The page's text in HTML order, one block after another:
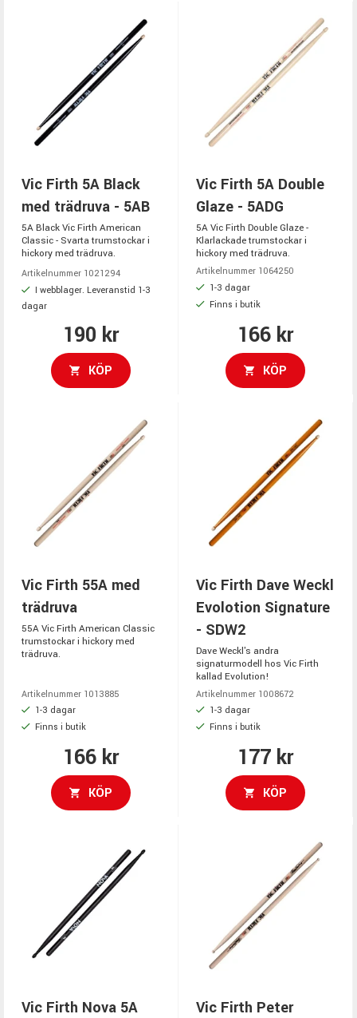
Vic Firth 5A Black
med trädruva - 5AB
5A Black Vic Firth American
Classic - Svarta trumstockar i
hickory med trädruva.
Artikelnummer 1021294
I webblager. Leveranstid 1-3
dagar
190 kr
KÖP
Vic Firth 5A Double
Glaze - 5ADG
5A Vic Firth Double Glaze -
Klarlackade trumstockar i
hickory med trädruva.
Artikelnummer 1064250
1-3 dagar
Finns i butik
166 kr
KÖP
Vic Firth 55A med
trädruva
55A Vic Firth American Classic
trumstockar i hickory med
trädruva.
Artikelnummer 1013885
1-3 dagar
Finns i butik
166 kr
KÖP
Vic Firth Dave Weckl
Evolotion Signature
- SDW2
Dave Weckl's andra
signaturmodell hos Vic Firth
kallad Evolution!
Artikelnummer 1008672
1-3 dagar
Finns i butik
177 kr
KÖP
Vic Firth Nova 5A
Vic Firth Peter